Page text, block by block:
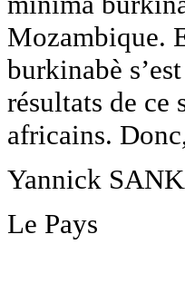
Mozambique.
burkinabè
résultats de ce
africains.
Yannick
Le Pays